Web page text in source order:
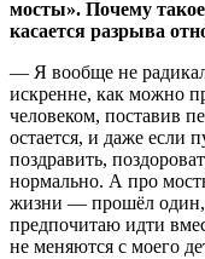
мосты». Почему
касается разрыва
— Я вообще не
искренне, как можно
человеком, поставив
остается, и даже если
поздравить,
нормально. А про
жизни — прошёл один,
предпочитаю идти
не меняются с моего